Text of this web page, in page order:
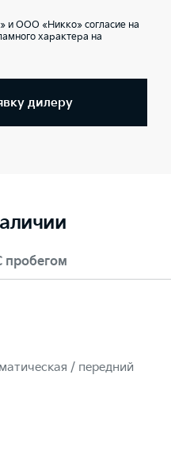
ООО «Никко» согласие на
характера на
дилеру
пробегом
/ передний